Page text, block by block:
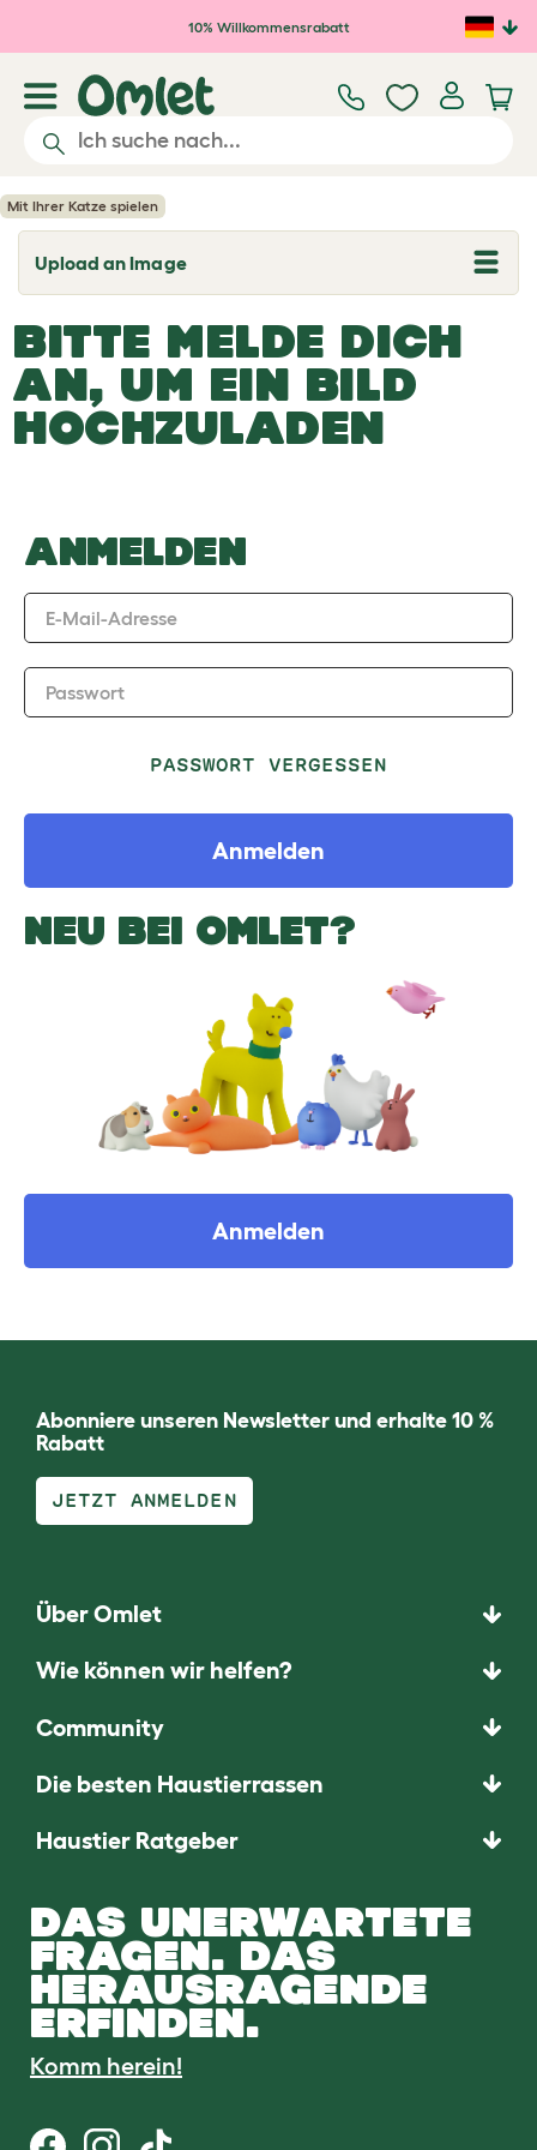
Zum Hauptinhalt springen
10% Willkommensrabatt
Mit Ihrer Katze spielen
Upload an Image
T
o
g
e
d
r
p
BITTE MELDE DICH
AN, UM EIN BILD
HOCHZULADEN
ANMELDEN
E-Mail-Adresse
Passwort
PASSWORT VERGESSEN
Anmelden
NEU BEI OMLET?
Anmelden
Abonniere unseren Newsletter und erhalte 10 %
Rabatt
JETZT ANMELDEN
Über Omlet
Wie können wir helfen?
Community
Die besten Haustierrassen
Haustier Ratgeber
DAS UNERWARTETE
FRAGEN. DAS
HERAUSRAGENDE
ERFINDEN.
Komm herein!